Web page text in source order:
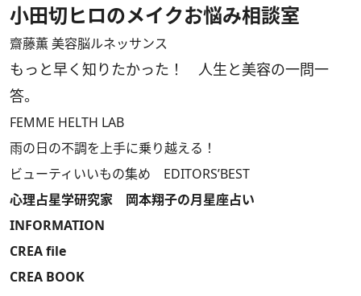
小田切ヒロのメイクお悩み相談室
齋藤薫 美容脳ルネッサンス
もっと早く知りたかった！ 人生と美容の一問一
答。
FEMME HELTH LAB
雨の日の不調を上手に乗り越える！
ビューティいいもの集め EDITORS’BEST
心理占星学研究家 岡本翔子の月星座占い
INFORMATION
CREA file
CREA BOOK